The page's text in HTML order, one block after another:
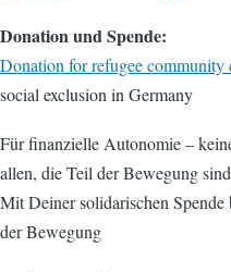
Donation und Spende:
Donation for refugee community
social exclusion in Germany
Für finanzielle Autonomie –
allen, die Teil der Bewegung
Mit Deiner solidarischen
der Bewegung